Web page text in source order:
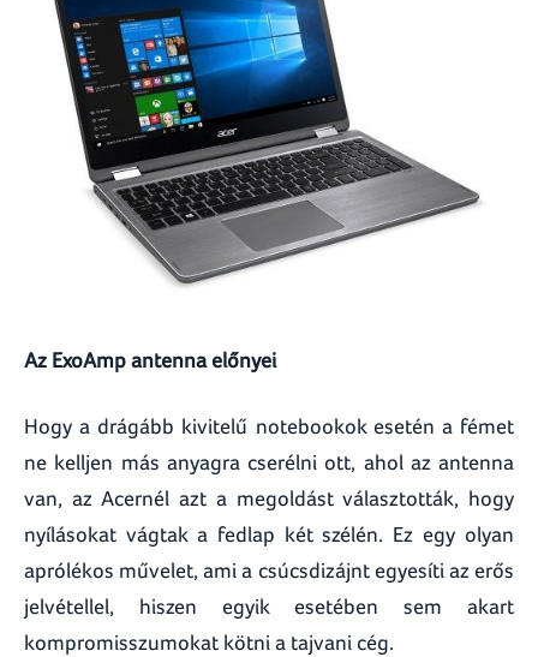
Az ExoAmp antenna előnyei
Hogy a drágább kivitelű notebookok esetén a fémet
ne kelljen más anyagra cserélni ott, ahol az antenna
van, az Acernél azt a megoldást választották, hogy
nyílásokat vágtak a fedlap két szélén. Ez egy olyan
aprólékos művelet, ami a csúcsdizájnt egyesíti az erős
jelvétellel, hiszen egyik esetében sem akart
kompromisszumokat kötni a tajvani cég.